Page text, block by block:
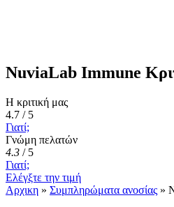
NuviaLab Immune
Η κριτική μας
4.7 / 5
Γιατί;
Γνώμη πελατών
4.3 / 5
Γιατί;
Ελέγξτε την τιμή
Αρχικη » Συμπληρώματα ανοσίας »